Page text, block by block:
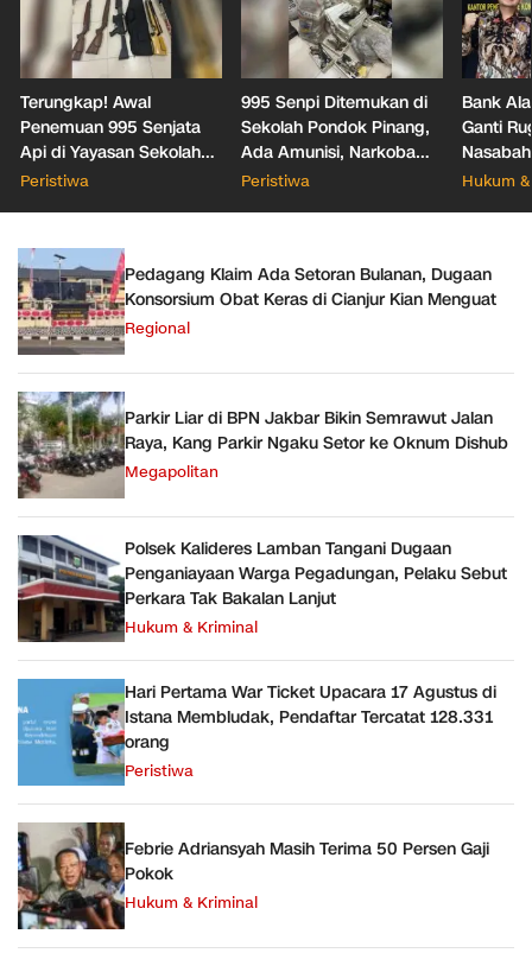
Terungkap! Awal
Penemuan 995 Senjata
Api di Yayasan Sekolah
Jaksel
Peristiwa
995 Senpi Ditemukan di
Sekolah Pondok Pinang,
Ada Amunisi, Narkoba
hingga Dugaan Bunker
Peristiwa
Bank
Ganti
Office
Hukum
Pedagang Klaim Ada Setoran Bulanan, Dugaan
Konsorsium Obat Keras di Cianjur Kian Menguat
Regional
Parkir Liar di BPN Jakbar Bikin Semrawut Jalan
Raya, Kang Parkir Ngaku Setor ke Oknum Dishub
Megapolitan
Polsek Kalideres Lamban Tangani Dugaan
Penganiayaan Warga Pegadungan, Pelaku Sebut
Perkara Tak Bakalan Lanjut
Hukum & Kriminal
Hari Pertama War Ticket Upacara 17 Agustus di
Istana Membludak, Pendaftar Tercatat 128.331
orang
Peristiwa
Febrie Adriansyah Masih Terima 50 Persen Gaji
Pokok
Hukum & Kriminal